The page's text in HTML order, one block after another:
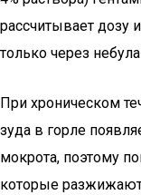
рассчитывает дозу
только через
При хроническом
зуда в горле
мокрота, поэтому
которые разжижают